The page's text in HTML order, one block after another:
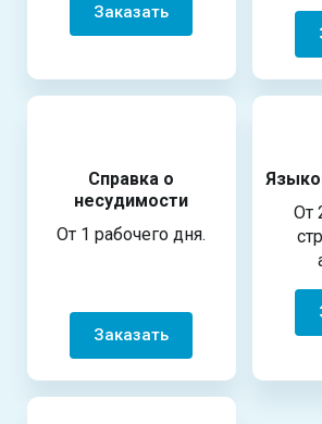
Заказать
Справка о
несудимости
От 1 рабочего дня.
Заказать
От